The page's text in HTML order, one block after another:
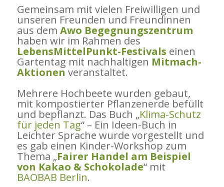
Gemeinsam mit vielen Freiwilligen und
unseren Freunden und Freundinnen
aus dem Awo Begegnungszentrum
haben wir im Rahmen des
LebensMittelPunkt-Festivals einen
Gartentag mit nachhaltigen Mitmach-
Aktionen veranstaltet.
Mehrere Hochbeete wurden gebaut,
mit kompostierter Pflanzenerde befüllt
und bepflanzt. Das Buch „Klima-Schutz
für jeden Tag“ – Ein Ideen-Buch in
Leichter Sprache wurde vorgestellt und
es gab einen Kinder-Workshop zum
Thema „Fairer Handel am Beispiel
von Kakao & Schokolade“ mit
BAOBAB Berlin.